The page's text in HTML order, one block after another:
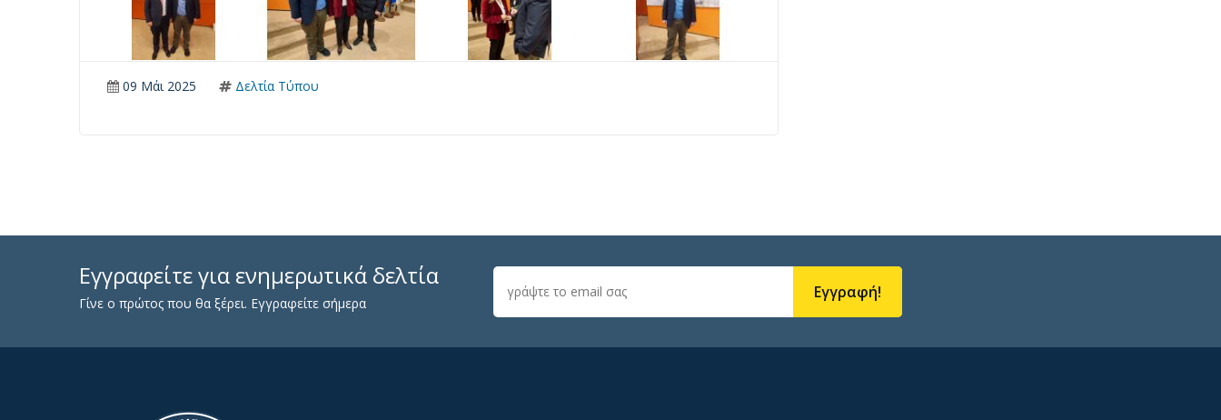
09 Μάι 2025 Δελτία Τύπου
Εγγραφείτε για ενημερωτικά δελτία
Γίνε ο πρώτος που θα ξέρει. Εγγραφείτε σήμερα
Εγγραφή!